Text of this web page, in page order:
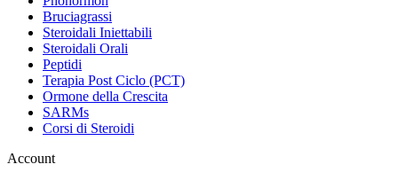
Bruciagrassi
Steroidali Iniettabili
Steroidali Orali
Peptidi
Terapia Post Ciclo (PCT)
Ormone della Crescita
SARMs
Corsi di Steroidi
Account